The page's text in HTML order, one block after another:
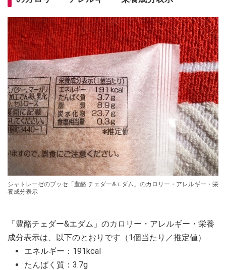
シャトレーゼのブッセ「豊酪 チェダー&エダム」のカロリー・アレルギー・栄
養成分表示
「豊酪チェダー&エダム」のカロリー・アレルギー・栄養
成分表示は、以下のとおりです（1個当たり／推定値）
エネルギー：191kcal
たんぱく質：3.7g